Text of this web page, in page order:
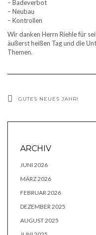
– Badeverbot
– Neubau
– Kontrollen
Wir danken Herrn Riehle für
äußerst heißen Tag und die
Themen.
GUTES NEUES JAHR!
ARCHIV
JUNI 2026
MÄRZ 2026
FEBRUAR 2026
DEZEMBER 2025
AUGUST 2025